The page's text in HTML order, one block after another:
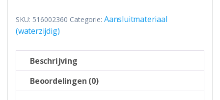
RVS
ribbelbuis
-
1
aantal
SKU: 516002360 Categorie: Aansluitmateriaal
(waterzijdig)
Beschrijving
Beoordelingen (0)